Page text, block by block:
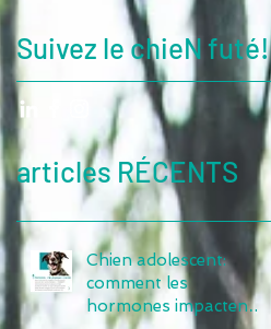
Suivez le chieN futé!
articles RÉCENTS
Chien adolescent:
comment les
hormones impactent-